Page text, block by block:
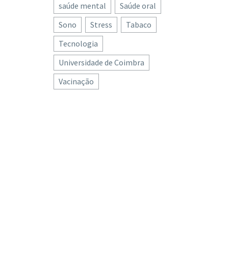
saúde mental
Saúde oral
Sono
Stress
Tabaco
Tecnologia
Universidade de Coimbra
Vacinação